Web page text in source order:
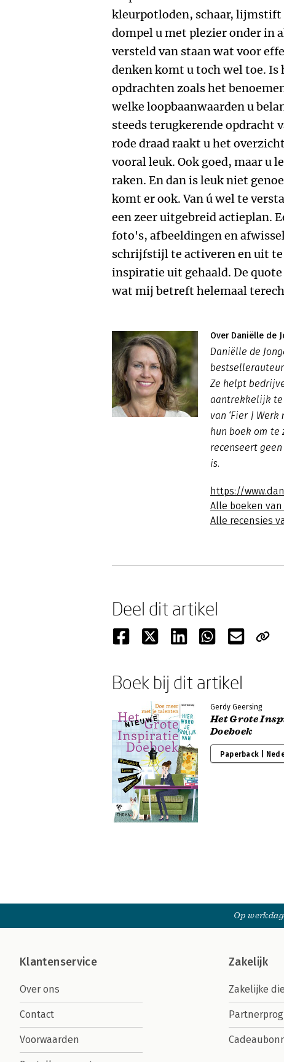
kleurpotloden, schaar,
dompel u met plezier onder in
versteld van staan wat voor
denken komt u toch wel toe. Is
opdrachten zoals het
welke loopbaanwaarden u
steeds terugkerende opdracht
rode draad raakt u het
vooral leuk. Ook goed, maar u
raken. En dan is leuk niet
komt er ook. Van ú wel te
een zeer uitgebreid actieplan.
foto's, afbeeldingen en
schrijfstijl te activeren en uit te
inspiratie uit gehaald. De
wat mij betreft helemaal
Over Daniëlle de
Daniëlle de
Ze helpt
aantrekkelijk te
van ‘Fier |
hun boek om te
recenseert
is.
https://
Alle boeken
Alle recensies
Deel dit artikel
Boek bij dit artikel
Gerdy Geersing
Het Grote
Doeboek
Paperback |
Op
Klantenservice
Over ons
Contact
Voorwaarden
Zakelijk
Zakelijke